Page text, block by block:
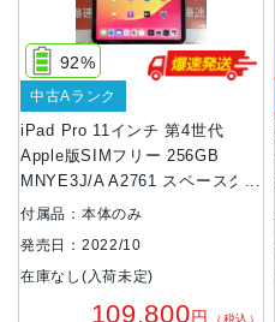
iPad Pro 11インチ 第4世代
Apple版SIMフリー 256GB
MNYE3J/A A2761 スペースグレ
イ
92%
中古Aランク
付属品：本体のみ
発売日：2022/10
在庫なし(入荷未定)
109,800円